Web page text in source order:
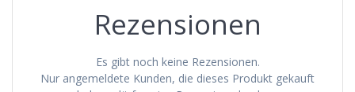
Rezensionen
Es gibt noch keine Rezensionen.
Nur angemeldete Kunden, die dieses Produkt gekauft